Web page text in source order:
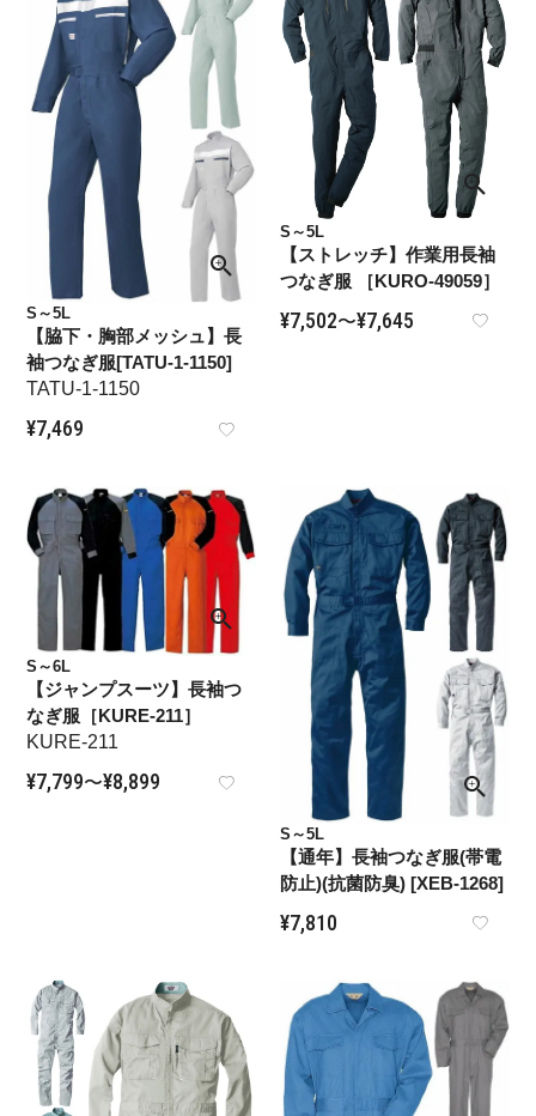
S～5L
【脇下・胸部メッシュ】長
袖つなぎ服[TATU-1-1150]
TATU-1-1150
¥7,469
S～5L
【ストレッチ】作業用長袖
つなぎ服 ［KURO-49059］
¥7,502〜¥7,645
S～6L
【ジャンプスーツ】長袖つ
なぎ服［KURE-211］
KURE-211
¥7,799〜¥8,899
S～5L
【通年】長袖つなぎ服(帯電
防止)(抗菌防臭) [XEB-1268]
¥7,810